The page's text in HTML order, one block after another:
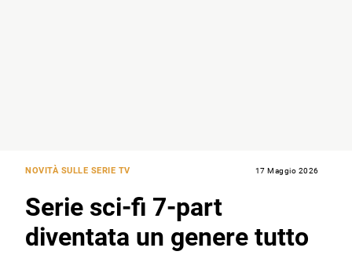
NOVITÀ SULLE SERIE TV 17 Maggio 2026
Serie sci-fi 7-part
diventata un genere tutto